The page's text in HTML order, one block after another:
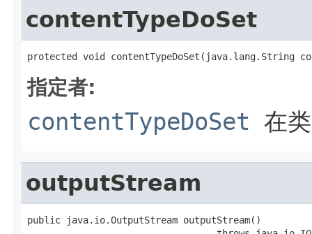
contentTypeDoSet
protected void contentTypeDoSet(java.lang.String
指定者:
contentTypeDoSet 在
outputStream
public java.io.OutputStream outputStream()